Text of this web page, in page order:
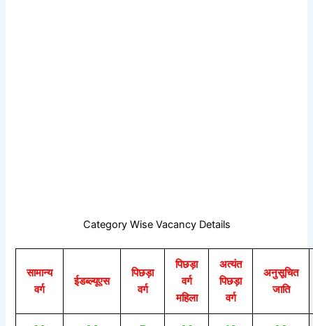
Category Wise Vacancy Details
सामान्य
वर्ग
ईडब्ल्यूएस
पिछड़ा
वर्ग
पिछड़ा
वर्ग
महिला
अत्यंत
पिछड़ा
वर्ग
अनुसूचित
जाति